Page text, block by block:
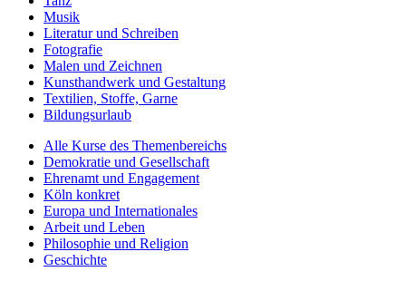
Musik
Literatur und Schreiben
Fotografie
Malen und Zeichnen
Kunsthandwerk und Gestaltung
Textilien, Stoffe, Garne
Bildungsurlaub
Alle Kurse des Themenbereichs
Demokratie und Gesellschaft
Ehrenamt und Engagement
Köln konkret
Europa und Internationales
Arbeit und Leben
Philosophie und Religion
Geschichte